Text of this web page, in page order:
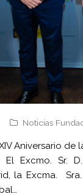
Noticias
Aniversario
El Excmo. Sr.
la Excma.